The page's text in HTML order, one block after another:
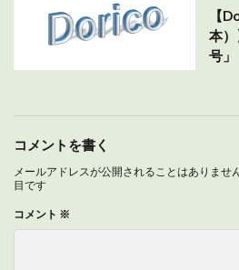
【
本
号
コメントを書く
メールアドレスが公開されることはありません
目です
コメント ※